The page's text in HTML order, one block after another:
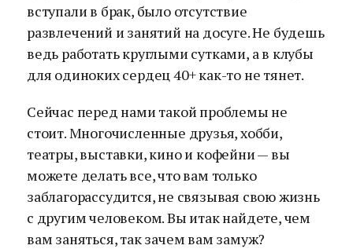
вступали в брак, было отсутствие
развлечений и занятий на досуге. Не будешь
ведь работать круглыми сутками, а в клубы
для одиноких сердец 40+ как-то не тянет.
Сейчас перед нами такой проблемы не
стоит. Многочисленные друзья, хобби,
театры, выставки, кино и кофейни — вы
можете делать все, что вам только
заблагорассудится, не связывая свою жизнь
с другим человеком. Вы итак найдете, чем
вам заняться, так зачем вам замуж?